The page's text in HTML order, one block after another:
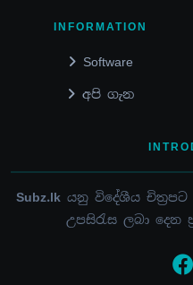
INFORMATION
Software
අපි ගැන
Subz.lk යනු විදේශීය
උපසිරැස ලබා දෙන